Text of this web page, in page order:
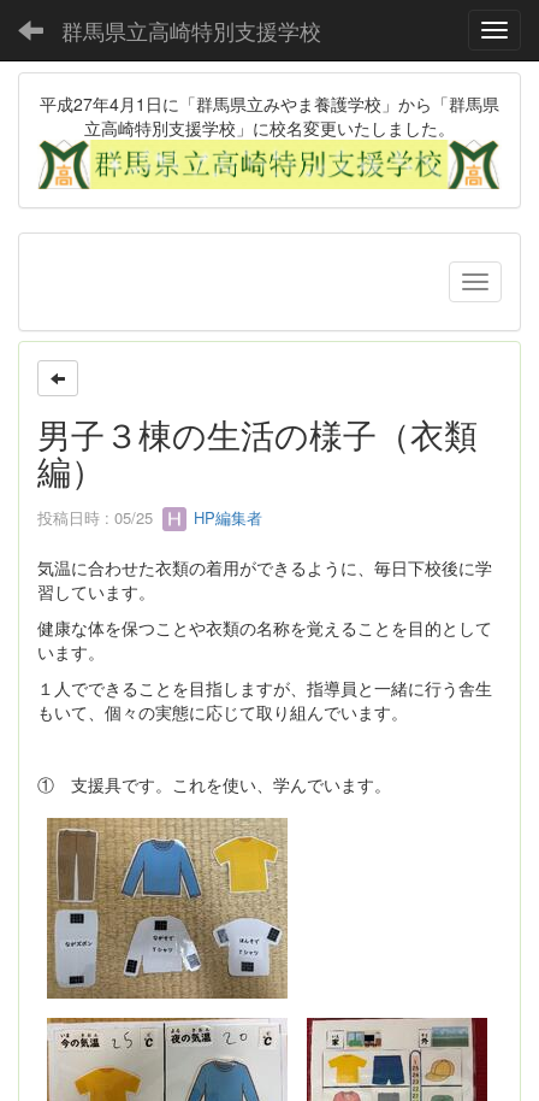
群馬県立高崎特別支援学校
平成27年4月1日に「群馬県立みやま養護学校」から「群馬県
立高崎特別支援学校」に校名変更いたしました。
男子３棟の生活の様子（衣類
編）
投稿日時 : 05/25 HP編集者
気温に合わせた衣類の着用ができるように、毎日下校後に学
習しています。
健康な体を保つことや衣類の名称を覚えることを目的として
います。
１人でできることを目指しますが、指導員と一緒に行う舎生
もいて、個々の実態に応じて取り組んでいます。
① 支援具です。これを使い、学んでいます。